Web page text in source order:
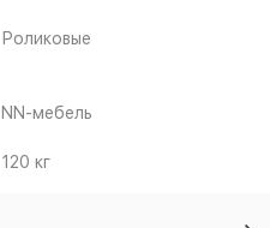
Роликовые
NN-мебель
120 кг